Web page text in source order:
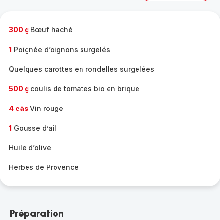
300 g Bœuf haché
1 Poignée d’oignons surgelés
Quelques carottes en rondelles surgelées
500 g coulis de tomates bio en brique
4 càs Vin rouge
1 Gousse d’ail
Huile d’olive
Herbes de Provence
Préparation